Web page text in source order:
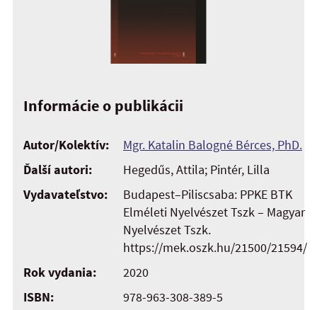
Informácie o publikácii
Autor/Kolektív:
Mgr. Katalin Balogné Bérces, PhD.
Ďalší autori:
Hegedűs, Attila; Pintér, Lilla
Vydavateľstvo:
Budapest–Piliscsaba: PPKE BTK
Elméleti Nyelvészet Tszk – Magyar
Nyelvészet Tszk.
https://mek.oszk.hu/21500/21594/
Rok vydania:
2020
ISBN:
978-963-308-389-5